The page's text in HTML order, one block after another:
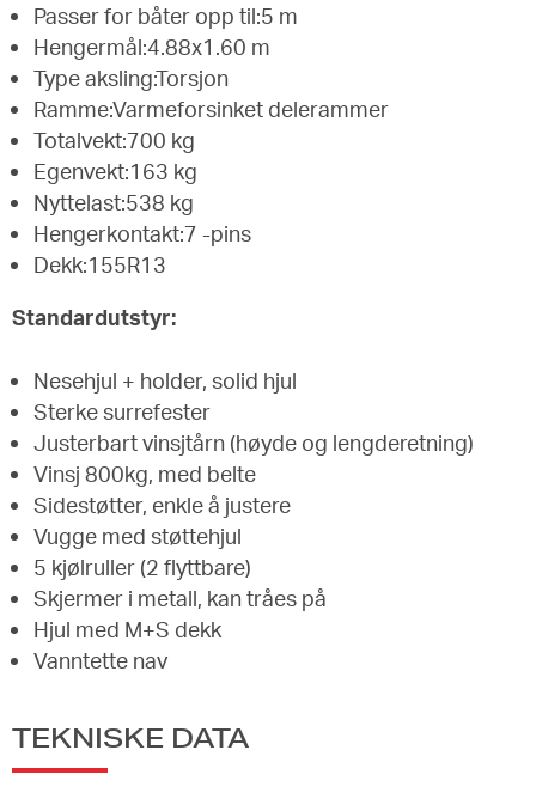
Passer for båter opp til:5 m
Hengermål:4.88x1.60 m
Type aksling:Torsjon
Ramme:Varmeforsinket delerammer
Totalvekt:700 kg
Egenvekt:163 kg
Nyttelast:538 kg
Hengerkontakt:7 -pins
Dekk:155R13
Standardutstyr:
Nesehjul + holder, solid hjul
Sterke surrefester
Justerbart vinsjtårn (høyde og lengderetning)
Vinsj 800kg, med belte
Sidestøtter, enkle å justere
Vugge med støttehjul
5 kjølruller (2 flyttbare)
Skjermer i metall, kan tråes på
Hjul med M+S dekk
Vanntette nav
TEKNISKE DATA